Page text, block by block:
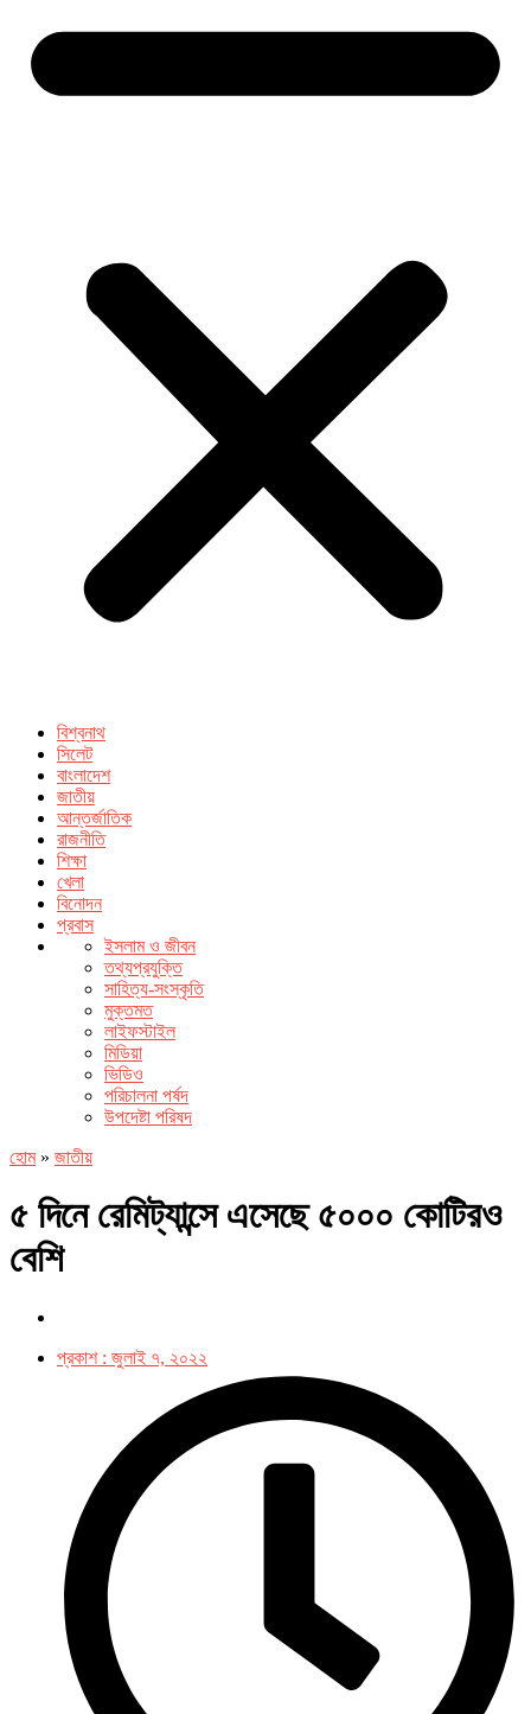
বিশ্বনাথ
সিলেট
বাংলাদেশ
জাতীয়
আন্তর্জাতিক
রাজনীতি
শিক্ষা
খেলা
বিনোদন
প্রবাস
ইসলাম ও জীবন
তথ্যপ্রযুক্তি
সাহিত্য-সংস্কৃতি
মুক্তমত
লাইফস্টাইল
মিডিয়া
ভিডিও
পরিচালনা পর্ষদ
উপদেষ্টা পরিষদ
হোম» জাতীয়
৫ দিনে রেমিট্যান্সে এসেছে ৫০০০ কোটিরও
বেশি
প্রকাশ : জুলাই ৭, ২০২২